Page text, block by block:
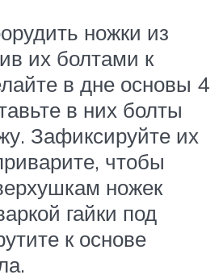
ножки из
их болтами к
в дне основы 4
в них болты
Зафиксируйте их
чтобы
ножек
гайки под
к основе